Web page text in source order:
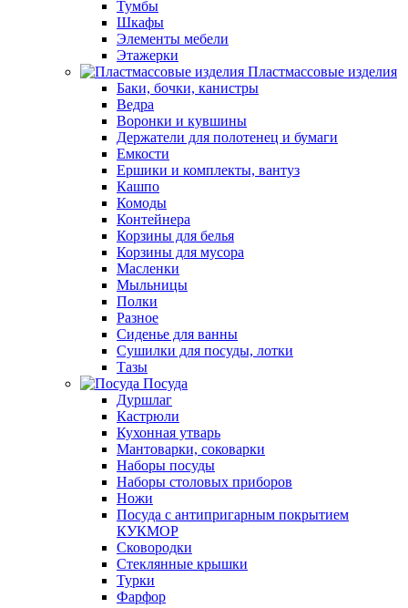
Тумбы
Шкафы
Элементы мебели
Этажерки
Пластмассовые изделия
Баки, бочки, канистры
Ведра
Воронки и кувшины
Держатели для полотенец и бумаги
Емкости
Ершики и комплекты, вантуз
Кашпо
Комоды
Контейнера
Корзины для белья
Корзины для мусора
Масленки
Мыльницы
Полки
Разное
Сиденье для ванны
Сушилки для посуды, лотки
Тазы
Посуда
Дуршлаг
Кастрюли
Кухонная утварь
Мантоварки, соковарки
Наборы посуды
Наборы столовых приборов
Ножи
Посуда с антипригарным покрытием
КУКМОР
Сковородки
Стеклянные крышки
Турки
Фарфор